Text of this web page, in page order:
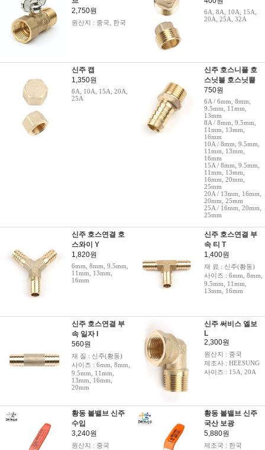
2,750원
원산지 : 중국, 한국
6A, 8A, 10A, 15A,
20A, 25A, 32A
신주 캡
1,350원
8A, 10A, 15A, 20A,
25A
신주 호스니플 호
스닛블 호스닛뿔
750원
6A / 6mm, 8mm,
9.5mm, 11mm,
13mm
8A / 8mm, 9.5mm,
11mm, 13mm,
16mm
10A / 8mm, 9.5mm,
11mm, 13mm,
16mm
15A / 8mm, 9.5mm,
11mm, 13mm,
16mm, 20mm,
25mm
20A / 13mm, 16mm,
20mm, 25mm
25A / 16mm, 20mm,
25mm
신주 호스연결 호
스와이 Y
1,820원
6mm, 8mm, 9.5mm,
11mm, 13mm,
16mm
신주 호스연결 부
속 티 T
1,400원
재 료 : 신주(황동)
사이즈 : 6mm, 8mm,
9.5mm, 11mm,
13mm, 16mm
신주 호스연결 부
속 일자 I
560원
재 질 : 신주(황동)
사이즈 : 6mm, 8mm,
9.5mm, 11mm,
13mm, 16mm,
20mm
신주 써비스 엘보
L
2,300원
원산지 : 중국
제조사 : HEESUNG
사이즈 : 15A, 20A
황동 볼밸브 신주
수입
3,240원
원산지 : 중국
황동 볼밸브 신주
국산 보광
5,880원
제조국 : 한국